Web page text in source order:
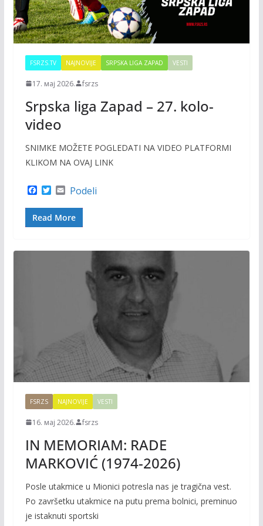
FSRZS.TV NAJNOVIJE SRPSKA LIGA ZAPAD VESTI
17. мај 2026. fsrzs
Srpska liga Zapad – 27. kolo-
video
SNIMKE MOŽETE POGLEDATI NA VIDEO PLATFORMI
KLIKOM NA OVAJ LINK
F
c
e
b
T
i
t
t
E
a
i
l
Podeli
Read More
FSRZS NAJNOVIJE VESTI
16. мај 2026. fsrzs
IN MEMORIAM: RADE
MARKOVIĆ (1974-2026)
Posle utakmice u Mionici potresla nas je tragična vest.
Po završetku utakmice na putu prema bolnici, preminuo
je istaknuti sportski